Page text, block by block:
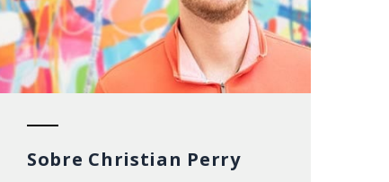
Sobre Christian Perry